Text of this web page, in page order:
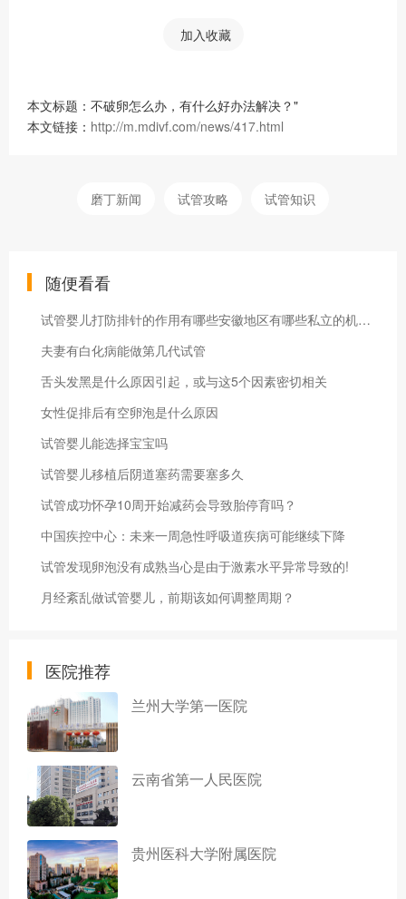
加入收藏
本文标题：不破卵怎么办，有什么好办法解决？"
本文链接： http://m.mdivf.com/news/417.html
磨丁新闻 试管攻略 试管知识
随便看看
试管婴儿打防排针的作用有哪些安徽地区有哪些私立的机构可以做试管技术
夫妻有白化病能做第几代试管
舌头发黑是什么原因引起，或与这5个因素密切相关
女性促排后有空卵泡是什么原因
试管婴儿能选择宝宝吗
试管婴儿移植后阴道塞药需要塞多久
试管成功怀孕10周开始减药会导致胎停育吗？
中国疾控中心：未来一周急性呼吸道疾病可能继续下降
试管发现卵泡没有成熟当心是由于激素水平异常导致的!
月经紊乱做试管婴儿，前期该如何调整周期？
医院推荐
兰州大学第一医院
云南省第一人民医院
贵州医科大学附属医院